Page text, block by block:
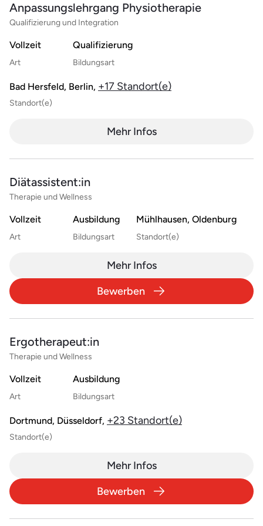
Anpassungslehrgang Physiotherapie
Qualifizierung und Integration
Vollzeit
Art
Qualifizierung
Bildungsart
Bad Hersfeld, Berlin, +17 Standort(e)
Standort(e)
Mehr Infos
Diätassistent:in
Therapie und Wellness
Vollzeit
Art
Ausbildung
Bildungsart
Mühlhausen, Oldenburg
Standort(e)
Mehr Infos
Bewerben
Ergotherapeut:in
Therapie und Wellness
Vollzeit
Art
Ausbildung
Bildungsart
Dortmund, Düsseldorf, +23 Standort(e)
Standort(e)
Mehr Infos
Bewerben